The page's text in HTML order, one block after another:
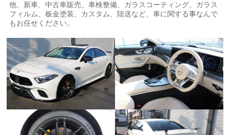
他、新車、中古車販売、車検整備、ガラスコーティング、ガラス
フィルム、板金塗装、カスタム、陸送など、車に関する事なんで
もお任せください。